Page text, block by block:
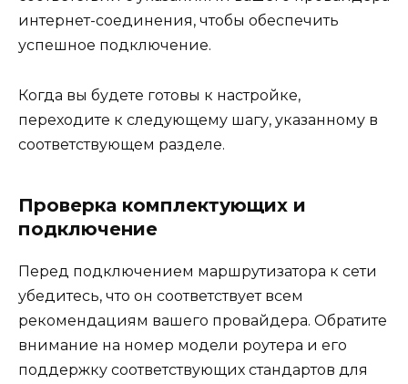
интернет-соединения, чтобы обеспечить
успешное подключение.
Когда вы будете готовы к настройке,
переходите к следующему шагу, указанному в
соответствующем разделе.
Проверка комплектующих и
подключение
Перед подключением маршрутизатора к сети
убедитесь, что он соответствует всем
рекомендациям вашего провайдера. Обратите
внимание на номер модели роутера и его
поддержку соответствующих стандартов для